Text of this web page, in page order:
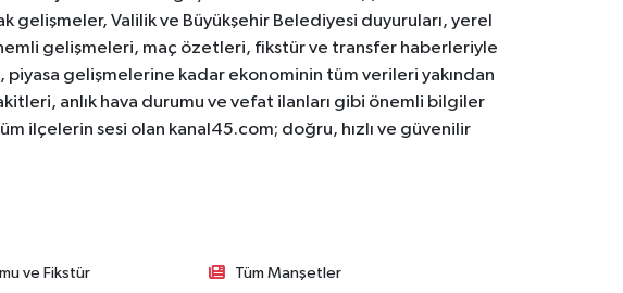
gelişmeler, Valilik ve Büyükşehir Belediyesi duyuruları, yerel
gelişmeleri, maç özetleri, fikstür ve transfer haberleriyle
gelişmelerine kadar ekonominin tüm verileri yakından
anlık hava durumu ve vefat ilanları gibi önemli bilgiler
ilçelerin sesi olan kanal45.com; doğru, hızlı ve güvenilir
ve Fikstür Tüm Manşetler